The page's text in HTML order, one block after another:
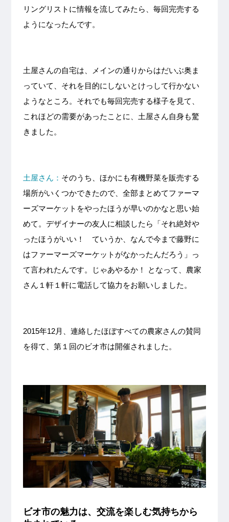
リングリストに情報を流してみたら、毎回完売する
ようになったんです。
土屋さんの自宅は、メインの通りからはだいぶ奥ま
っていて、それを目的にしないとけっして行かない
ようなところ。それでも毎回完売する様子を見て、
これほどの需要があったことに、土屋さん自身も驚
きました。
土屋さん： そのうち、ほかにも有機野菜を販売する
場所がいくつかできたので、全部まとめてファーマ
ーズマーケットをやったほうが早いのかなと思い始
めて。デザイナーの友人に相談したら「それ絶対や
ったほうがいい！ ていうか、なんで今まで藤野に
はファーマーズマーケットがなかったんだろう」っ
て言われたんです。じゃあやるか！ となって、農家
さん１軒１軒に電話して協力をお願いしました。
2015年12月、連絡したほぼすべての農家さんの賛同
を得て、第１回のビオ市は開催されました。
ビオ市の魅力は、交流を楽しむ気持ちから